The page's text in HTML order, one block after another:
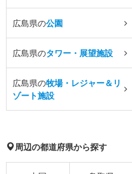
広島県の公園
広島県のタワー・展望施設
広島県の牧場・レジャー＆リ
ゾート施設
周辺の都道府県から探す